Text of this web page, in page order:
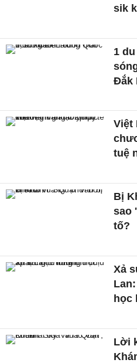
sik
1
Đắk
Việt
tuệ
Bị
sao
tố?
Xả
học
Lời